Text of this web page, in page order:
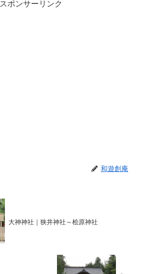
スポンサーリンク
和遊創庵
大神神社｜狭井神社～桧原神社